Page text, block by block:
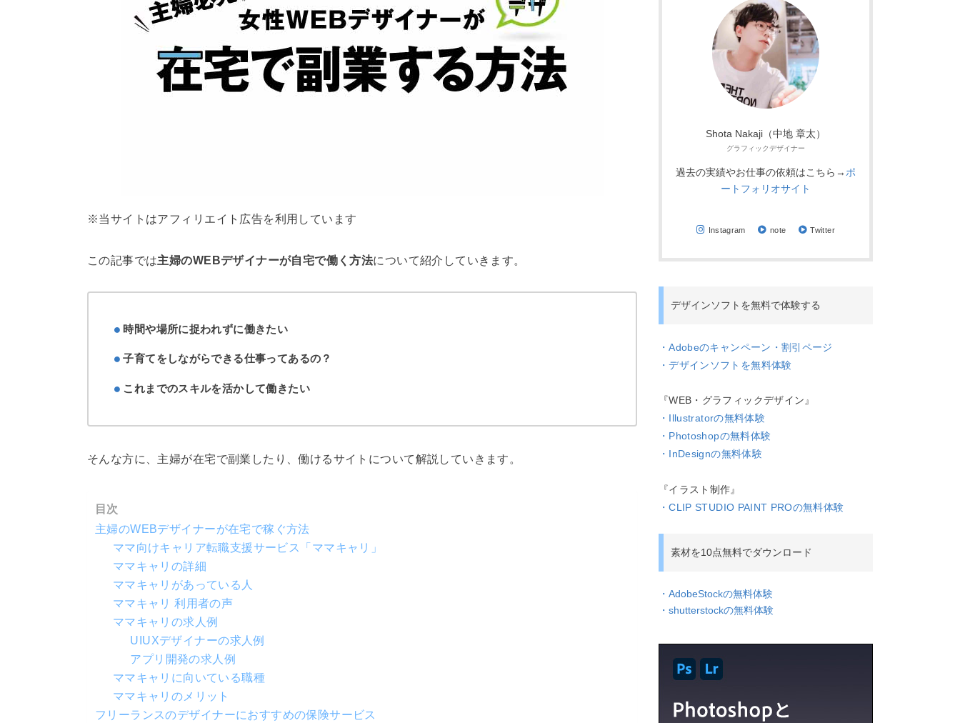
※当サイトはアフィリエイト広告を利用しています
この記事では主婦のWEBデザイナーが自宅で働く方法について紹介していきます。
時間や場所に捉われずに働きたい
子育てをしながらできる仕事ってあるの？
これまでのスキルを活かして働きたい
そんな方に、主婦が在宅で副業したり、働けるサイトについて解説していきます。
目次
主婦のWEBデザイナーが在宅で稼ぐ方法
ママ向けキャリア転職支援サービス「ママキャリ」
ママキャリの詳細
ママキャリがあっている人
ママキャリ 利用者の声
ママキャリの求人例
UIUXデザイナーの求人例
アプリ開発の求人例
ママキャリに向いている職種
ママキャリのメリット
フリーランスのデザイナーにおすすめの保険サービス
Shota Nakaji（中地 章太）
グラフィックデザイナー
過去の実績やお仕事の依頼はこちら→ポ
ートフォリオサイト
Instagram note Twitter
デザインソフトを無料で体験する
・Adobeのキャンペーン・割引ページ
・デザインソフトを無料体験
『WEB・グラフィックデザイン』
・Illustratorの無料体験
・Photoshopの無料体験
・InDesignの無料体験
『イラスト制作』
・CLIP STUDIO PAINT PROの無料体験
素材を10点無料でダウンロード
・AdobeStockの無料体験
・shutterstockの無料体験